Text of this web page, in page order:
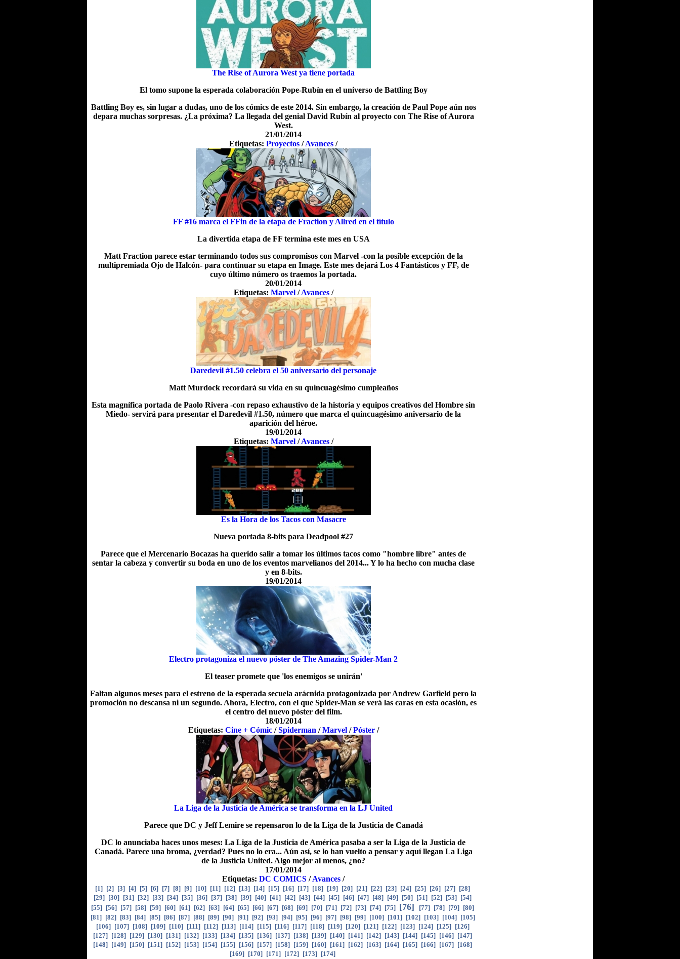
The Rise of Aurora West ya tiene portada
El tomo supone la esperada colaboración Pope-Rubín en el universo de Battling Boy
Battling Boy es, sin lugar a dudas, uno de los cómics de este 2014. Sin embargo, la creación de Paul Pope aún nos
depara muchas sorpresas. ¿La próxima? La llegada del genial David Rubín al proyecto con The Rise of Aurora
West.
21/01/2014
Etiquetas: Proyectos /Avances /
FF #16 marca el FFin de la etapa de Fraction y Allred en el título
La divertida etapa de FF termina este mes en USA
Matt Fraction parece estar terminando todos sus compromisos con Marvel -con la posible excepción de la
multipremiada Ojo de Halcón- para continuar su etapa en Image. Este mes dejará Los 4 Fantásticos y FF, de
cuyo último número os traemos la portada.
20/01/2014
Etiquetas: Marvel/Avances/
Daredevil #1.50 celebra el 50 aniversario del personaje
Matt Murdock recordará su vida en su quincuagésimo cumpleaños
Esta magnífica portada de Paolo Rivera -con repaso exhaustivo de la historia y equipos creativos del Hombre sin
Miedo- servirá para presentar el Daredevil #1.50, número que marca el quincuagésimo aniversario de la
aparición del héroe.
19/01/2014
Etiquetas: Marvel/Avances/
Es la Hora de los Tacos con Masacre
Nueva portada 8-bits para Deadpool #27
Parece que el Mercenario Bocazas ha querido salir a tomar los últimos tacos como "hombre libre" antes de
sentar la cabeza y convertir su boda en uno de los eventos marvelianos del 2014... Y lo ha hecho con mucha clase
y en 8-bits.
19/01/2014
Electro protagoniza el nuevo póster de The Amazing Spider-Man 2
El teaser promete que 'los enemigos se unirán'
Faltan algunos meses para el estreno de la esperada secuela arácnida protagonizada por Andrew Garfield pero la
promoción no descansa ni un segundo. Ahora, Electro, con el que Spider-Man se verá las caras en esta ocasión, es
el centro del nuevo póster del film.
18/01/2014
Etiquetas: Cine + Cómic/Spiderman /Marvel/Póster/
La Liga de la Justicia de América se transforma en la LJ United
Parece que DC y Jeff Lemire se repensaron lo de la Liga de la Justicia de Canadá
DC lo anunciaba haces unos meses: La Liga de la Justicia de América pasaba a ser la Liga de la Justicia de
Canadá. Parece una broma, ¿verdad? Pues no lo era... Aún así, se lo han vuelto a pensar y aquí llegan La Liga
de la Justicia United. Algo mejor al menos, ¿no?
17/01/2014
Etiquetas: DC COMICS /Avances /
[1] [2] [3] [4] [5] [6] [7] [8] [9] [10] [11] [12] [13] [14] [15] [16] [17] [18] [19] [20] [21] [22] [23] [24] [25] [26] [27] [28]
[29] [30] [31] [32] [33] [34] [35] [36] [37] [38] [39] [40] [41] [42] [43] [44] [45] [46] [47] [48] [49] [50] [51] [52] [53] [54]
[55] [56] [57] [58] [59] [60] [61] [62] [63] [64] [65] [66] [67] [68] [69] [70] [71] [72] [73] [74] [75] [76] [77] [78] [79] [80]
[81] [82] [83] [84] [85] [86] [87] [88] [89] [90] [91] [92] [93] [94] [95] [96] [97] [98] [99] [100] [101] [102] [103] [104] [105]
[106] [107] [108] [109] [110] [111] [112] [113] [114] [115] [116] [117] [118] [119] [120] [121] [122] [123] [124] [125] [126]
[127] [128] [129] [130] [131] [132] [133] [134] [135] [136] [137] [138] [139] [140] [141] [142] [143] [144] [145] [146] [147]
[148] [149] [150] [151] [152] [153] [154] [155] [156] [157] [158] [159] [160] [161] [162] [163] [164] [165] [166] [167] [168]
[169] [170] [171] [172] [173] [174]